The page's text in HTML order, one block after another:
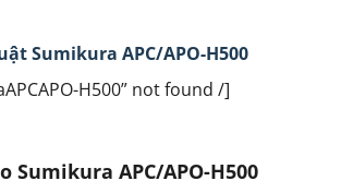
Sumikura APC/APO-H500
H500” not found /]
Sumikura APC/APO-H500